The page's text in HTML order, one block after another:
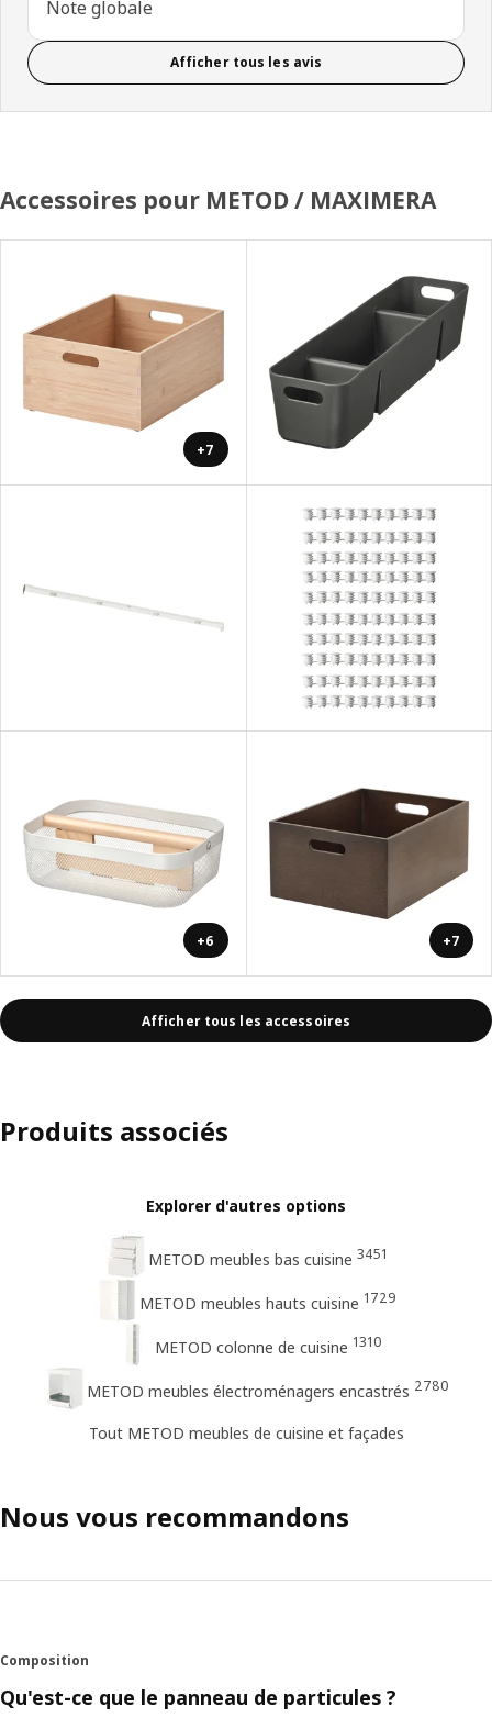
Note globale
Afficher tous les avis
Accessoires pour METOD / MAXIMERA
+7
+6 +7
Afficher tous les accessoires
Produits associés
Explorer d'autres options
METOD meubles bas cuisine 3451
METOD meubles hauts cuisine 1729
METOD colonne de cuisine 1310
METOD meubles électroménagers encastrés 2780
Tout METOD meubles de cuisine et façades
Nous vous recommandons
Composition
Qu'est-ce que le panneau de particules ?